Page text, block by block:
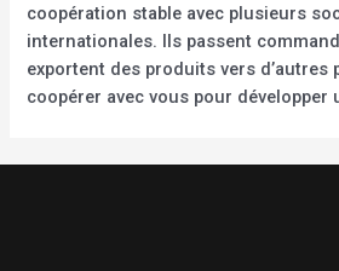
coopération stable avec plusieurs
internationales. Ils passent
exportent des produits vers d’autres
coopérer avec vous pour développer